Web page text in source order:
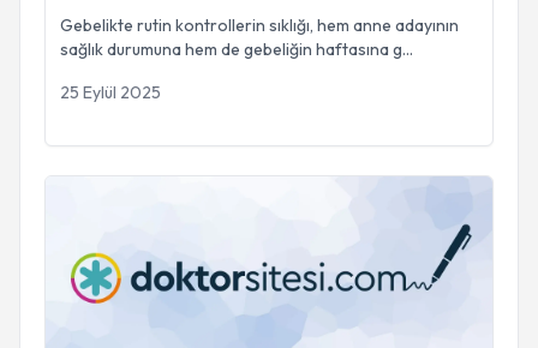
Gebelikte rutin kontrollerin sıklığı, hem anne adayının
sağlık durumuna hem de gebeliğin haftasına g...
25 Eylül 2025